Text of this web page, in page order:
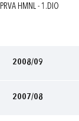
PRVA HMNL - 1.DIO
2008/09
2007/08